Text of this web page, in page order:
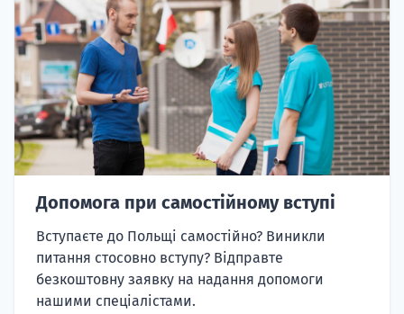
Допомога при самостійному вступі
Вступаєте до Польщі самостійно? Виникли
питання стосовно вступу? Відправте
безкоштовну заявку на надання допомоги
нашими спеціалістами.